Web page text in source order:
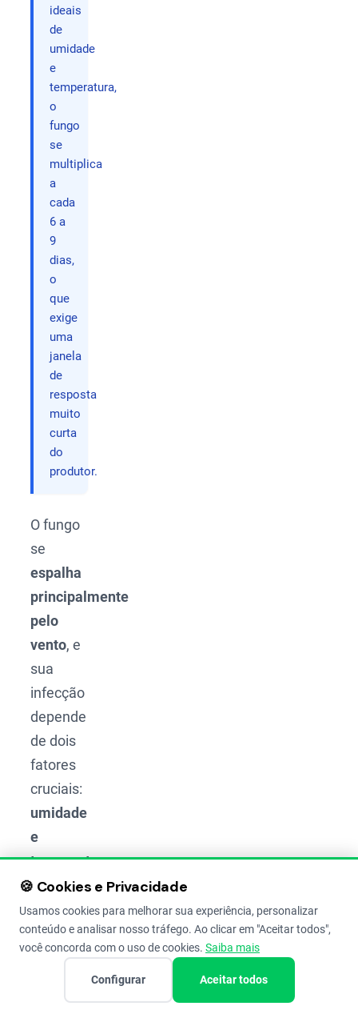
ideais
de
umidade
e
temperatura,
o
fungo
se
multiplica
a
cada
6 a
9
dias,
o
que
exige
uma
janela
de
resposta
muito
curta
do
produtor.
O fungo
se
espalha
principalmente
pelo
vento, e
sua
infecção
depende
de dois
fatores
cruciais:
umidade
e
temperaturas
amenas.
Quando
as
condições
favoráveis,
🍪 Cookies e Privacidade
Usamos cookies para melhorar sua experiência, personalizar
conteúdo e analisar nosso tráfego. Ao clicar em "Aceitar todos",
você concorda com o uso de cookies. Saiba mais
Configurar Aceitar todos